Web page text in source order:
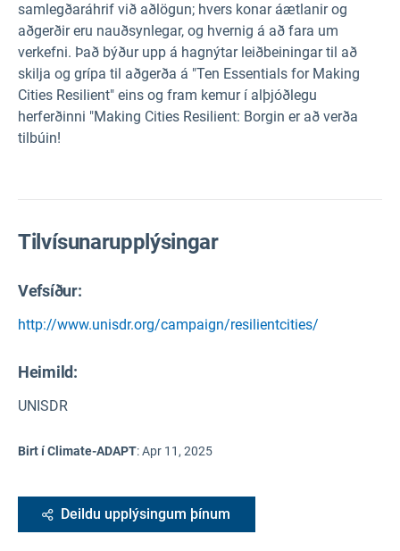
samlegðaráhrif við aðlögun; hvers konar áætlanir og
aðgerðir eru nauðsynlegar, og hvernig á að fara um
verkefni. Það býður upp á hagnýtar leiðbeiningar til að
skilja og grípa til aðgerða á "Ten Essentials for Making
Cities Resilient" eins og fram kemur í alþjóðlegu
herferðinni "Making Cities Resilient: Borgin er að verða
tilbúin!
Tilvísunarupplýsingar
Vefsíður:
http://www.unisdr.org/campaign/resilientcities/
Heimild:
UNISDR
Birt í Climate-ADAPT:Apr 11, 2025
Deildu upplýsingum þínum